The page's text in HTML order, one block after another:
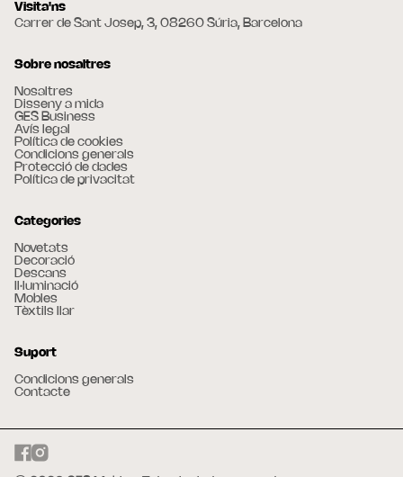
Visita'ns
Carrer de Sant Josep, 3, 08260 Súria, Barcelona
Sobre nosaltres
Nosaltres
Disseny a mida
GES Business
Avís legal
Política de cookies
Condicions generals
Protecció de dades
Política de privacitat
Categories
Novetats
Decoració
Descans
Il·luminació
Mobles
Tèxtils llar
Suport
Condicions generals
Contacte